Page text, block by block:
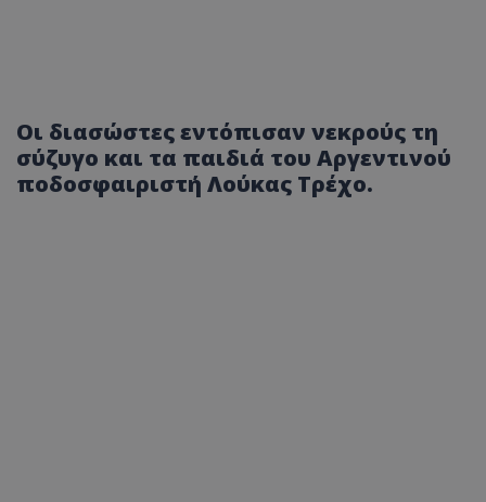
Οι διασώστες εντόπισαν νεκρούς τη
σύζυγο και τα παιδιά του Αργεντινού
ποδοσφαιριστή Λούκας Τρέχο.